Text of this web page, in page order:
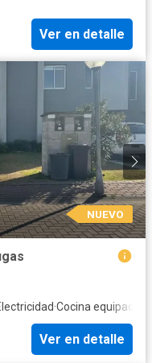
Ver en detalle
NUEVO
·Cocina equipada
Ver en detalle